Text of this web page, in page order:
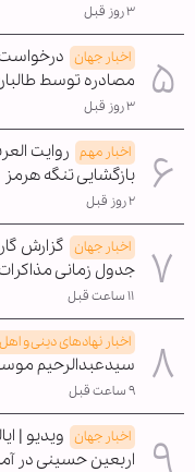
۳ روز قبل
اخبار جهان درخواست
مصادره توسط
۳ روز قبل
اخبار مهم روایت
بازگشایی تنگه هرمز
۲ روز قبل
اخبار جهان گزارش
جدول زمانی مذاکرات
۱۱ ساعت قبل
اخبار نهادهای دینی و
سیدعبدالرحیم
۹ ساعت قبل
اخبار جهان ویدیو |
اربعین حسینی در